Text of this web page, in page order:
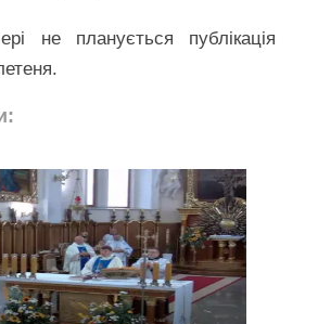
не планується публікація